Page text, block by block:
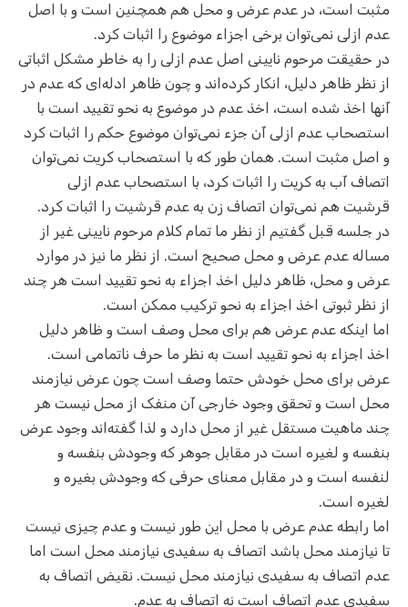
مثبت است، در عدم عرض و محل هم همچنین است و با اصل
عدم ازلی نمی‌توان برخی اجزاء موضوع را اثبات کرد.
در حقیقت مرحوم نایینی اصل عدم ازلی را به خاطر مشکل اثباتی
از نظر ظاهر دلیل، انکار کرده‌اند و چون ظاهر ادله‌ای که عدم در
آنها اخذ شده است، اخذ عدم در موضوع به نحو تقیید است با
استصحاب عدم ازلی آن جزء نمی‌توان موضوع حکم را اثبات کرد
و اصل مثبت است. همان طور که با استصحاب کریت نمی‌توان
اتصاف آب به کریت را اثبات کرد، با استصحاب عدم ازلی
قرشیت هم نمی‌توان اتصاف زن به عدم قرشیت را اثبات کرد.
در جلسه قبل گفتیم از نظر ما تمام کلام مرحوم نایینی غیر از
مساله عدم عرض و محل صحیح است. از نظر ما نیز در موارد
عرض و محل، ظاهر دلیل اخذ اجزاء به نحو تقیید است هر چند
از نظر ثبوتی اخذ اجزاء به نحو ترکیب ممکن است.
اما اینکه عدم عرض هم برای محل وصف است و ظاهر دلیل
اخذ اجزاء به نحو تقیید است به نظر ما حرف ناتمامی است.
عرض برای محل خودش حتما وصف است چون عرض نیازمند
محل است و تحقق وجود خارجی آن منفک از محل نیست هر
چند ماهیت مستقل غیر از محل دارد و لذا گفته‌اند وجود عرض
بنفسه و لغیره است در مقابل جوهر که وجودش بنفسه و
لنفسه است و در مقابل معنای حرفی که وجودش بغیره و
لغیره است.
اما رابطه عدم عرض با محل این طور نیست و عدم چیزی نیست
تا نیازمند محل باشد اتصاف به سفیدی نیازمند محل است اما
عدم اتصاف به سفیدی نیازمند محل نیست. نقیض اتصاف به
سفیدی عدم اتصاف است نه اتصاف به عدم.